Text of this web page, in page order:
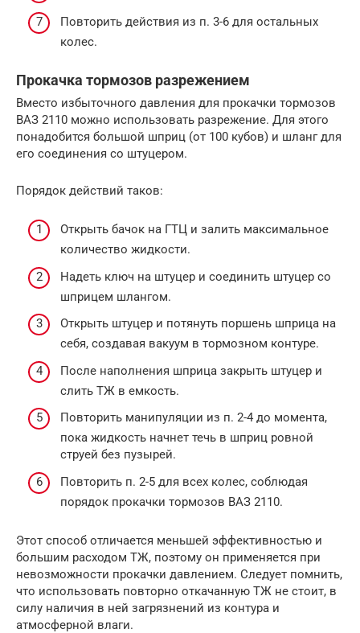
Повторить действия из п. 3-6 для остальных
колес.
Прокачка тормозов разрежением
Вместо избыточного давления для прокачки тормозов
ВАЗ 2110 можно использовать разрежение. Для этого
понадобится большой шприц (от 100 кубов) и шланг для
его соединения со штуцером.
Порядок действий таков:
Открыть бачок на ГТЦ и залить максимальное
количество жидкости.
Надеть ключ на штуцер и соединить штуцер со
шприцем шлангом.
Открыть штуцер и потянуть поршень шприца на
себя, создавая вакуум в тормозном контуре.
После наполнения шприца закрыть штуцер и
слить ТЖ в емкость.
Повторить манипуляции из п. 2-4 до момента,
пока жидкость начнет течь в шприц ровной
струей без пузырей.
Повторить п. 2-5 для всех колес, соблюдая
порядок прокачки тормозов ВАЗ 2110.
Этот способ отличается меньшей эффективностью и
большим расходом ТЖ, поэтому он применяется при
невозможности прокачки давлением. Следует помнить,
что использовать повторно откачанную ТЖ не стоит, в
силу наличия в ней загрязнений из контура и
атмосферной влаги.